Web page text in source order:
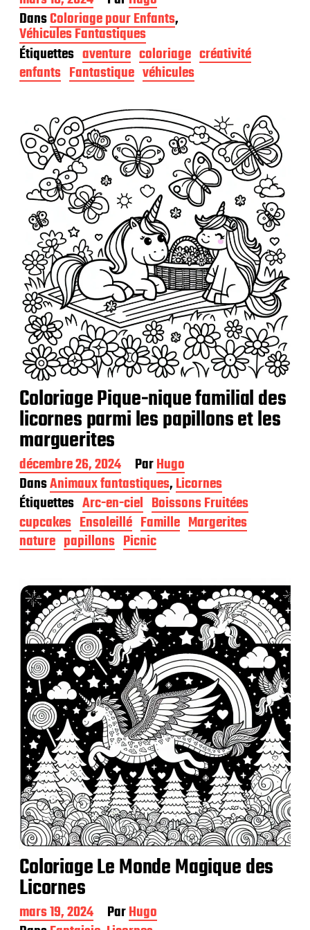
a
t
e
d
e
p
i
c
DansColoriage pour Enfants,
Véhicules Fantastiques
Étiquettes aventure coloriage créativité
enfants Fantastique véhicules
Coloriage Pique-nique familial des
licornes parmi les papillons et les
marguerites
D
a
t
e
d
e
p
l
i
décembre 26, 2024 ParHugo
DansAnimaux fantastiques,Licornes
Étiquettes Arc-en-ciel Boissons Fruitées
cupcakes Ensoleillé Famille Margerites
nature papillons Picnic
Coloriage Le Monde Magique des
Licornes
D
mars 19, 2024 ParHugo